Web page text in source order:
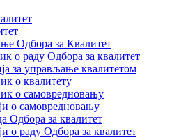
Одбора за Квалитет
о раду Одбора за квалитет
за управљање квалитетом
о квалитету
о самовредновању
о самовредновању
Одбора за квалитет
о раду Одбора за квалитет